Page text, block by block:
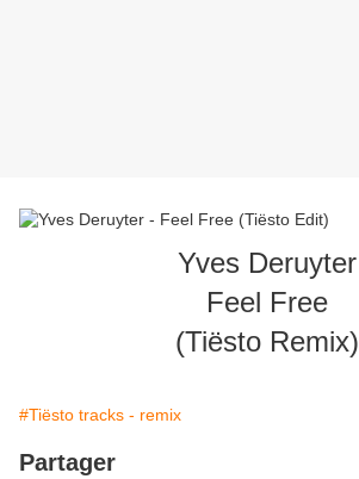
Yves Deruyter
Feel Free
(Tiësto Remix)
#Tiësto tracks - remix
Partager